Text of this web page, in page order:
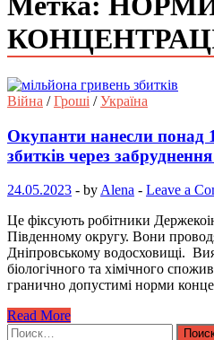
Війна /Гроші /Україна
Окупанти нанесли понад
збитків через
24.05.2023 - by Alena - Leave a
Це фіксують робітники
Південному округу. Вони
Дніпровському водосховищі.
біологічного та хімічного
гранично допустимі норми
Read More
Найти: